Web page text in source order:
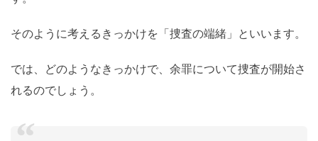
そのように考えるきっかけを「捜査の端緒」といいます。
では、どのようなきっかけで、余罪について捜査が開始さ
れるのでしょう。